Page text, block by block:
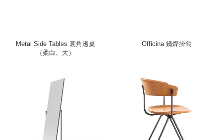
Metal Side Tables 圓角邊桌
（柔白、大）
Officina 鐵焊掛勾